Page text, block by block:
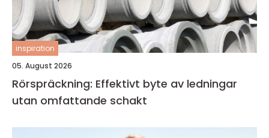
inspiration
05. August 2026
Rörspräckning: Effektivt byte av ledningar
utan omfattande schakt